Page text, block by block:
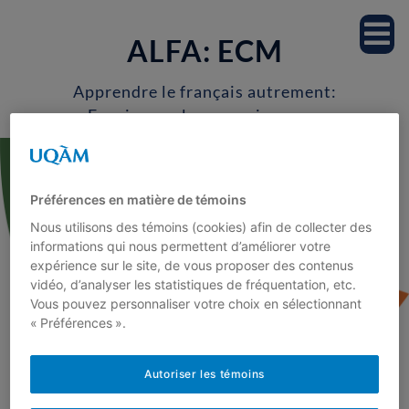
ALFA: ECM
Apprendre le français autrement:
Enseignons les connaissances
Notre équipe
Milieu scolaire
Recherche
Publications
Préférences en matière de témoins
Nous utilisons des témoins (cookies) afin de collecter des
informations qui nous permettent d’améliorer votre
expérience sur le site, de vous proposer des contenus
vidéo, d’analyser les statistiques de fréquentation, etc.
Vous pouvez personnaliser votre choix en sélectionnant
« Préférences ».
Autoriser les témoins